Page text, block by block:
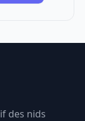
des nids